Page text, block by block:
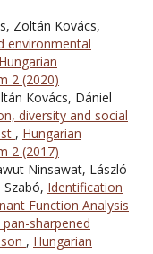
Zoltán Kovács,
environmental
Hungarian
2 (2020)
Kovács, Dániel
diversity and social
, Hungarian
2 (2017)
Ninsawat, László
Identification
Function Analysis
sharpened
, Hungarian